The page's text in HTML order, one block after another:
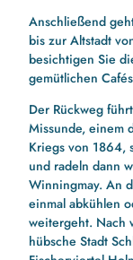
Anschließend
bis zur Altstadt
besichtigen Sie
gemütlichen
Der Rückweg
Missunde, einem
Kriegs von 1864,
und radeln dann
Winningmay. An
einmal abkühlen
weitergeht. Nach
hübsche Stadt